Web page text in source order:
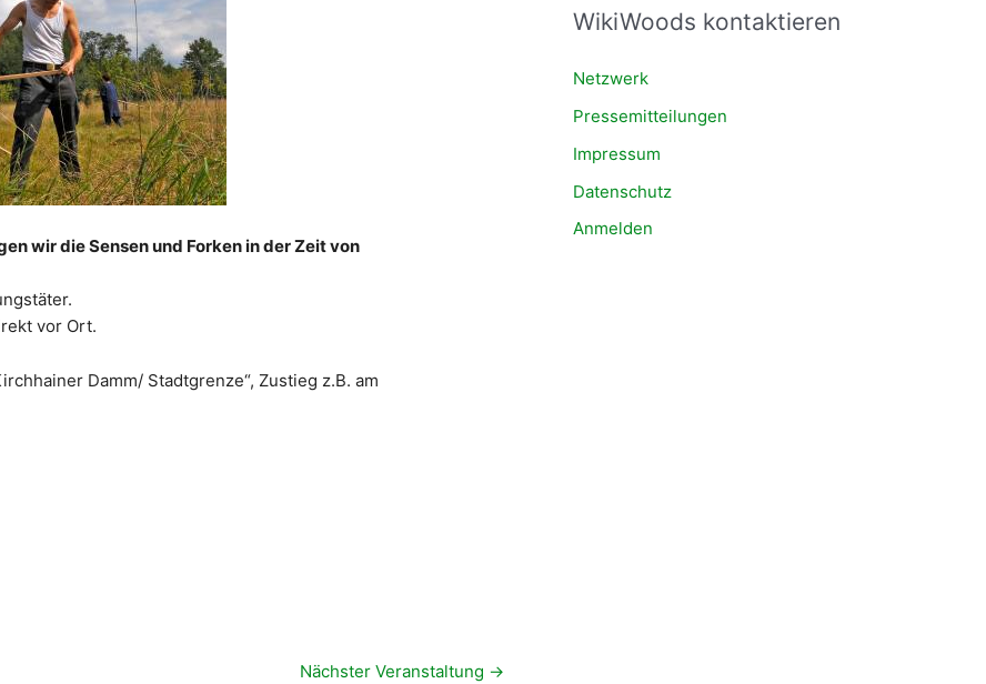
wir die Sensen und Forken in der Zeit von
vor Ort.
Damm/ Stadtgrenze“, Zustieg z.B. am
Nächster Veranstaltung →
WikiWoods kontaktieren
Netzwerk
Pressemitteilungen
Impressum
Datenschutz
Anmelden